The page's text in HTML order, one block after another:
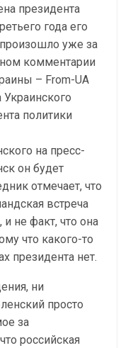
президента
года его
произошло уже за
комментарии
– From-UA
Украинского
политики
на пресс-
он будет
отмечает, что
встреча
не факт, что она
что какого-то
президента нет.
ни
просто
за
российская